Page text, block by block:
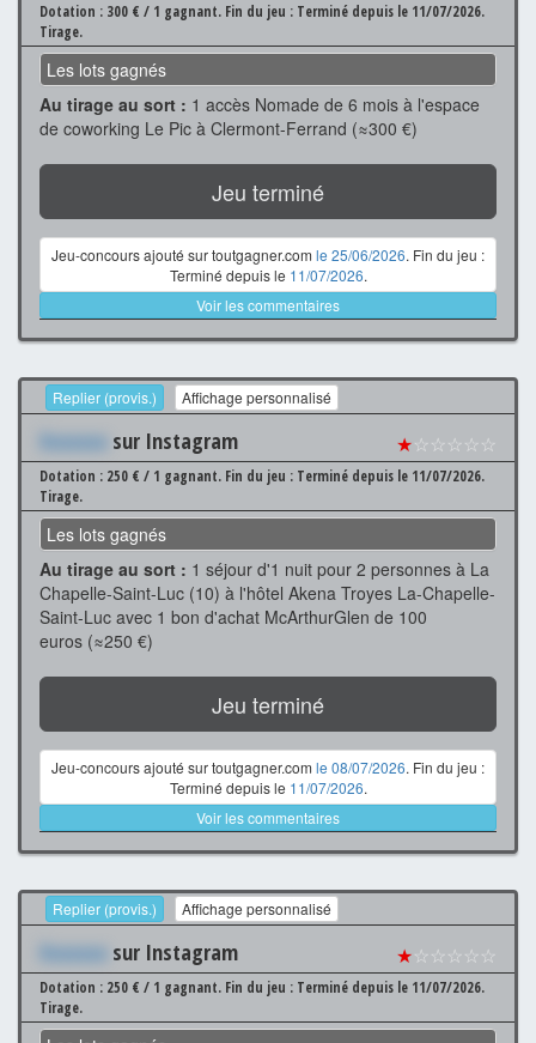
Dotation : 300 € / 1 gagnant. Fin du jeu : Terminé depuis le 11/07/2026.
Tirage.
Les lots gagnés
Au tirage au sort : 1 accès Nomade de 6 mois à l'espace
de coworking Le Pic à Clermont-Ferrand (≈300 €)
Jeu terminé
Jeu-concours ajouté sur toutgagner.com le 25/06/2026. Fin du jeu :
Terminé depuis le 11/07/2026.
Voir les commentaires
Replier (provis.) Affichage personnalisé
Xxxxxxx sur Instagram ★☆☆☆☆☆
Dotation : 250 € / 1 gagnant. Fin du jeu : Terminé depuis le 11/07/2026.
Tirage.
Les lots gagnés
Au tirage au sort : 1 séjour d'1 nuit pour 2 personnes à La
Chapelle-Saint-Luc (10) à l'hôtel Akena Troyes La-Chapelle-
Saint-Luc avec 1 bon d'achat McArthurGlen de 100
euros (≈250 €)
Jeu terminé
Jeu-concours ajouté sur toutgagner.com le 08/07/2026. Fin du jeu :
Terminé depuis le 11/07/2026.
Voir les commentaires
Replier (provis.) Affichage personnalisé
Xxxxxxx sur Instagram ★☆☆☆☆☆
Dotation : 250 € / 1 gagnant. Fin du jeu : Terminé depuis le 11/07/2026.
Tirage.